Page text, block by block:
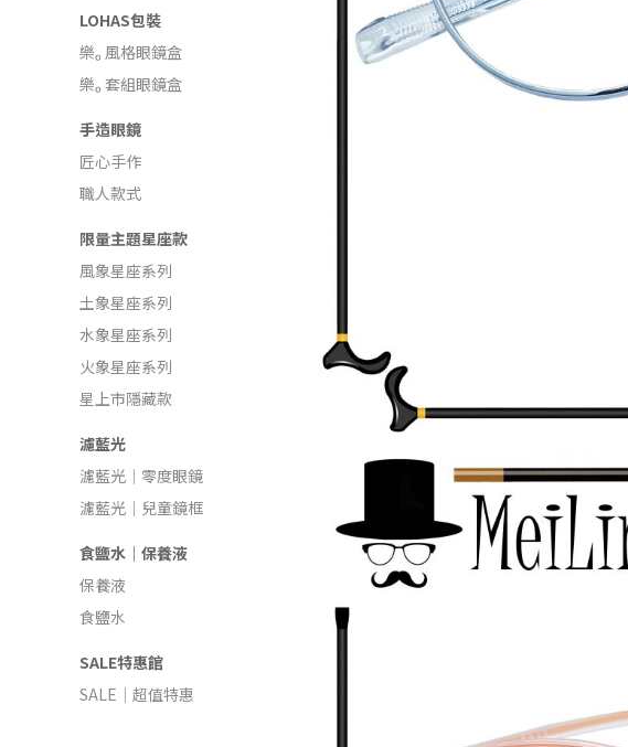
LOHAS包裝
樂ₒ 風格眼鏡盒
樂ₒ 套組眼鏡盒
手造眼鏡
匠心手作
職人款式
限量主題星座款
風象星座系列
土象星座系列
水象星座系列
火象星座系列
星上市隱藏款
濾藍光
濾藍光｜零度眼鏡
濾藍光｜兒童鏡框
食鹽水｜保養液
保養液
食鹽水
SALE特惠館
SALE｜超值特惠